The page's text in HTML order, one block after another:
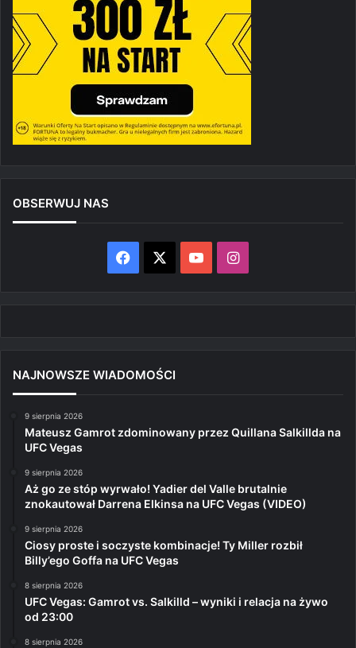
OBSERWUJ NAS
Facebook YouTubeInstagram
NAJNOWSZE WIADOMOŚCI
9 sierpnia 2026
Mateusz Gamrot zdominowany przez Quillana Salkillda na
UFC Vegas
9 sierpnia 2026
Aż go ze stóp wyrwało! Yadier del Valle brutalnie
znokautował Darrena Elkinsa na UFC Vegas (VIDEO)
9 sierpnia 2026
Ciosy proste i soczyste kombinacje! Ty Miller rozbił
Billy’ego Goffa na UFC Vegas
8 sierpnia 2026
UFC Vegas: Gamrot vs. Salkilld – wyniki i relacja na żywo
od 23:00
8 sierpnia 2026